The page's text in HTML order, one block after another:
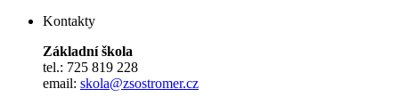
Kontakty
Základní škola
tel.: 725 819 228
email: skola@zsostromer.cz